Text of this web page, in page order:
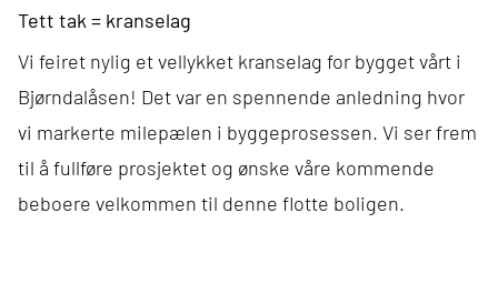
Tett tak = kranselag
Vi feiret nylig et vellykket kranselag for bygget vårt i
Bjørndalåsen! Det var en spennende anledning hvor
vi markerte milepælen i byggeprosessen. Vi ser frem
til å fullføre prosjektet og ønske våre kommende
beboere velkommen til denne flotte boligen.